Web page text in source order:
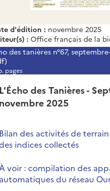
d'édition : novembre 2025
: Office français de la
des tanières n°67,
pages
L'Écho des Tanières -
novembre 2025
Bilan des activités de
indices collectés
À voir : compilation des
automatiques du réseau